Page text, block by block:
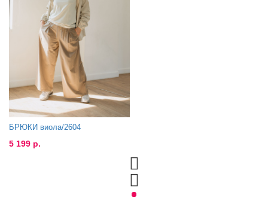
БРЮКИ виола/2604
5 199 р.